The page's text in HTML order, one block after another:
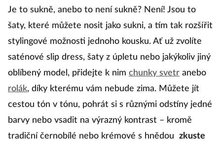
Je to sukně, anebo to není sukně? Není! Jsou to
šaty, které můžete nosit jako sukni, a tím tak rozšířit
stylingové možnosti jednoho kousku. Ať už zvolíte
saténové slip dress, šaty z úpletu nebo jakýkoliv jiný
oblíbený model, přidejte k nim chunky svetr anebo
rolák, díky kterému vám nebude zima. Můžete jít
cestou tón v tónu, pohrát si s různými odstíny jedné
barvy nebo vsadit na výrazný kontrast – kromě
tradiční černobílé nebo krémové s hnědou
zkuste